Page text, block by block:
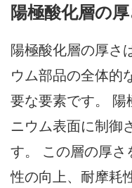
陽極酸化層の
陽極酸化層の厚さ
ウム部品の全体的
要な要素です。 陽
ニウム表面に制御
す。 この層の厚
性の向上、耐摩耗